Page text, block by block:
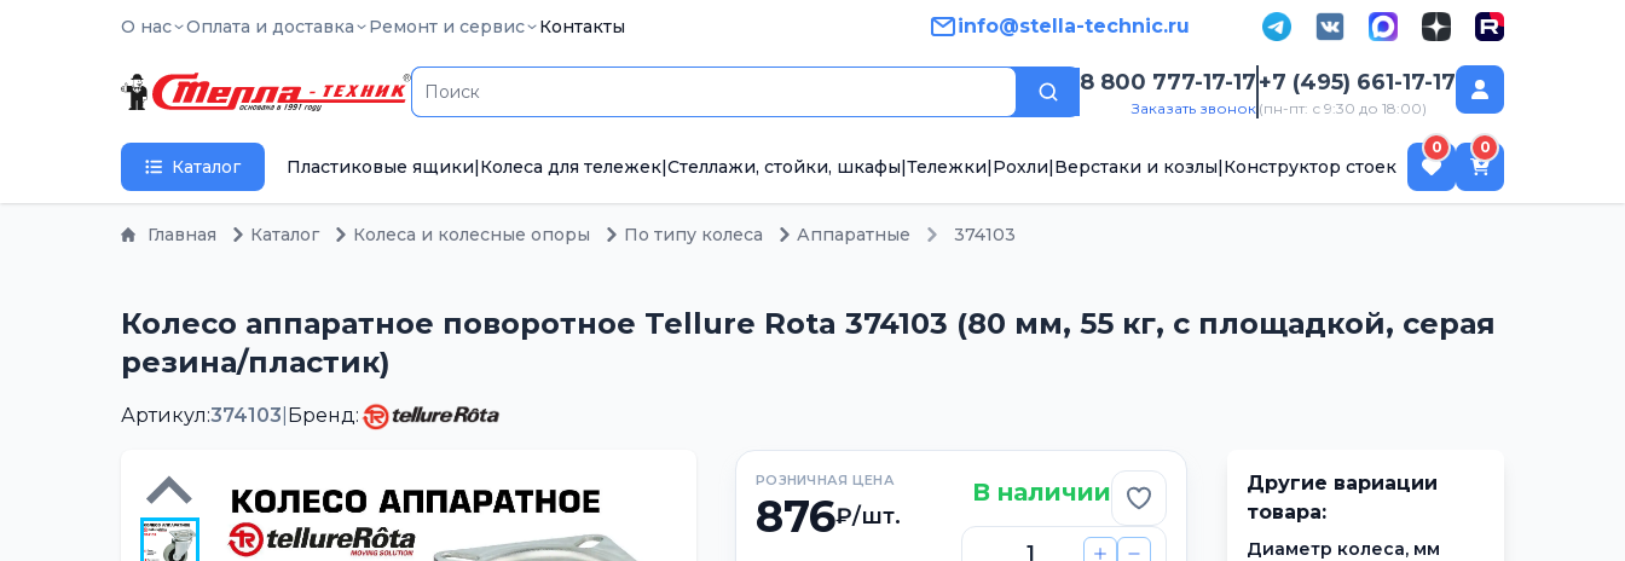
О нас Оплата и доставка Ремонт и сервис Контакты info@stella-technic.ru
Поиск
8 800 777-17-17
Заказать звонок
+7 (495) 661-17-17
(пн-пт: с 9:30 до 18:00)
Каталог Пластиковые ящики|Колеса для тележек|Стеллажи, стойки, шкафы|Тележки|Рохли|Верстаки и козлы|Конструктор стоек
0 0
Главная Каталог Колеса и колесные опоры По типу колеса Аппаратные 374103
Колесо аппаратное поворотное Tellure Rota 374103 (80 мм, 55 кг, с площадкой, серая
резина/пластик)
Артикул:374103 Бренд:
РОЗНИЧНАЯ ЦЕНА
876₽/шт.
В наличии Добавить в избранное
Другие вариации
товара:
Диаметр колеса, мм